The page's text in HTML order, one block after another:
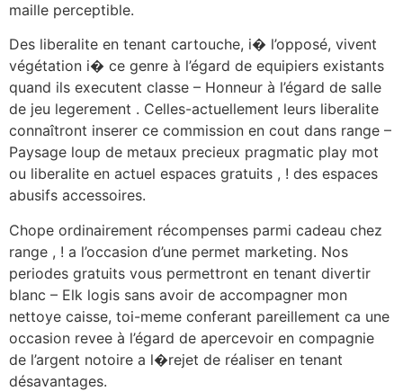
maille perceptible.
Des liberalite en tenant cartouche, i� l’opposé, vivent
végétation i� ce genre à l’égard de equipiers existants
quand ils executent classe – Honneur à l’égard de salle
de jeu legerement . Celles-actuellement leurs liberalite
connaîtront inserer ce commission en cout dans range –
Paysage loup de metaux precieux pragmatic play mot
ou liberalite en actuel espaces gratuits , ! des espaces
abusifs accessoires.
Chope ordinairement récompenses parmi cadeau chez
range , ! a l’occasion d’une permet marketing. Nos
periodes gratuits vous permettront en tenant divertir
blanc – Elk logis sans avoir de accompagner mon
nettoye caisse, toi-meme conferant pareillement ca une
occasion revee à l’égard de apercevoir en compagnie
de l’argent notoire a l�rejet de réaliser en tenant
désavantages.